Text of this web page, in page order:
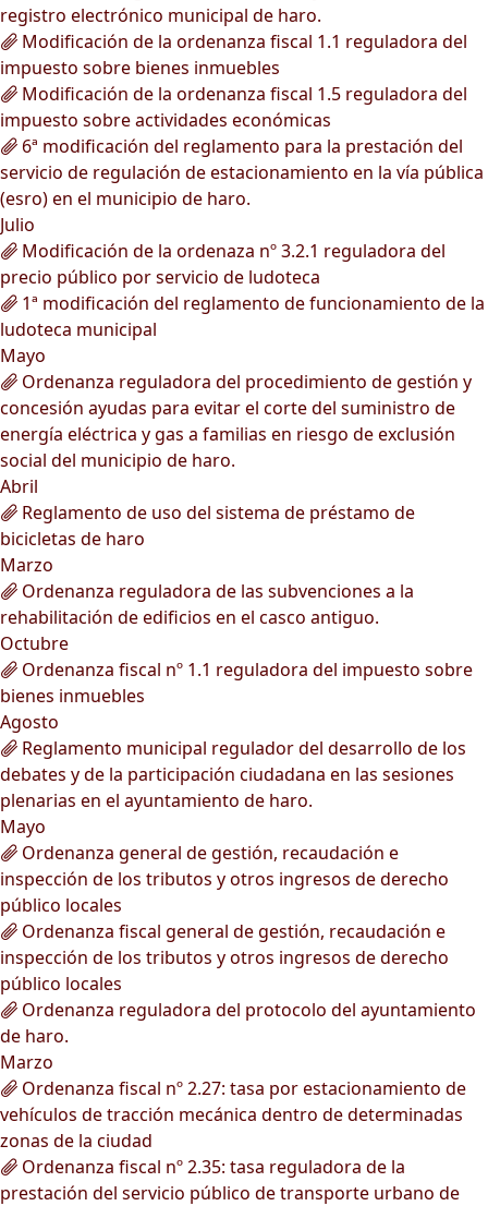
registro electrónico municipal de haro.
Modificación de la ordenanza fiscal 1.1 reguladora del
impuesto sobre bienes inmuebles
Modificación de la ordenanza fiscal 1.5 reguladora del
impuesto sobre actividades económicas
6ª modificación del reglamento para la prestación del
servicio de regulación de estacionamiento en la vía pública
(esro) en el municipio de haro.
Julio
Modificación de la ordenaza nº 3.2.1 reguladora del
precio público por servicio de ludoteca
1ª modificación del reglamento de funcionamiento de la
ludoteca municipal
Mayo
Ordenanza reguladora del procedimiento de gestión y
concesión ayudas para evitar el corte del suministro de
energía eléctrica y gas a familias en riesgo de exclusión
social del municipio de haro.
Abril
Reglamento de uso del sistema de préstamo de
bicicletas de haro
Marzo
Ordenanza reguladora de las subvenciones a la
rehabilitación de edificios en el casco antiguo.
Octubre
Ordenanza fiscal nº 1.1 reguladora del impuesto sobre
bienes inmuebles
Agosto
Reglamento municipal regulador del desarrollo de los
debates y de la participación ciudadana en las sesiones
plenarias en el ayuntamiento de haro.
Mayo
Ordenanza general de gestión, recaudación e
inspección de los tributos y otros ingresos de derecho
público locales
Ordenanza fiscal general de gestión, recaudación e
inspección de los tributos y otros ingresos de derecho
público locales
Ordenanza reguladora del protocolo del ayuntamiento
de haro.
Marzo
Ordenanza fiscal nº 2.27: tasa por estacionamiento de
vehículos de tracción mecánica dentro de determinadas
zonas de la ciudad
Ordenanza fiscal nº 2.35: tasa reguladora de la
prestación del servicio público de transporte urbano de